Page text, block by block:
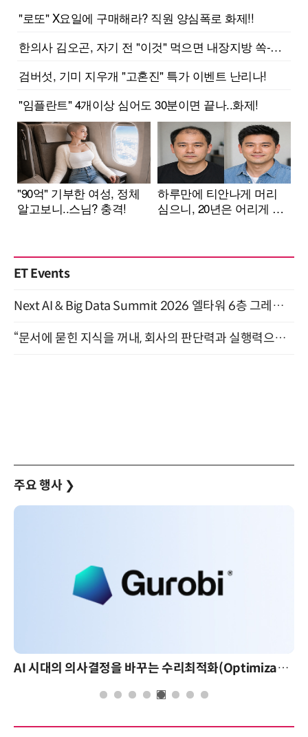
ET Events
Next AI & Big Data Summit 2026 엘타워 6층 그레이스홀 개최 (9/18)
“문서에 묻힌 지식을 꺼내, 회사의 판단력과 실행력으로 바꾸다” (8/20)
주요 행사 ❯
AI 시대의 의사결정을 바꾸는 수리최적화(Optimization): 실제 산업 적용 사례와 활용 전략